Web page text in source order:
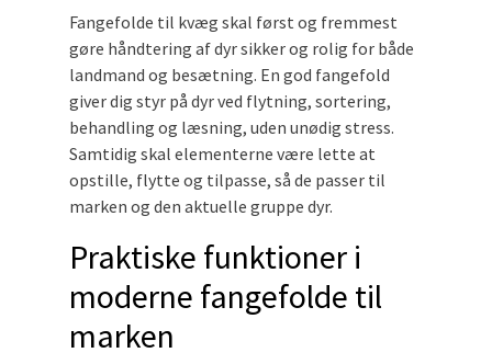
Fangefolde til kvæg skal først og fremmest
gøre håndtering af dyr sikker og rolig for både
landmand og besætning. En god fangefold
giver dig styr på dyr ved flytning, sortering,
behandling og læsning, uden unødig stress.
Samtidig skal elementerne være lette at
opstille, flytte og tilpasse, så de passer til
marken og den aktuelle gruppe dyr.
Praktiske funktioner i
moderne fangefolde til
marken